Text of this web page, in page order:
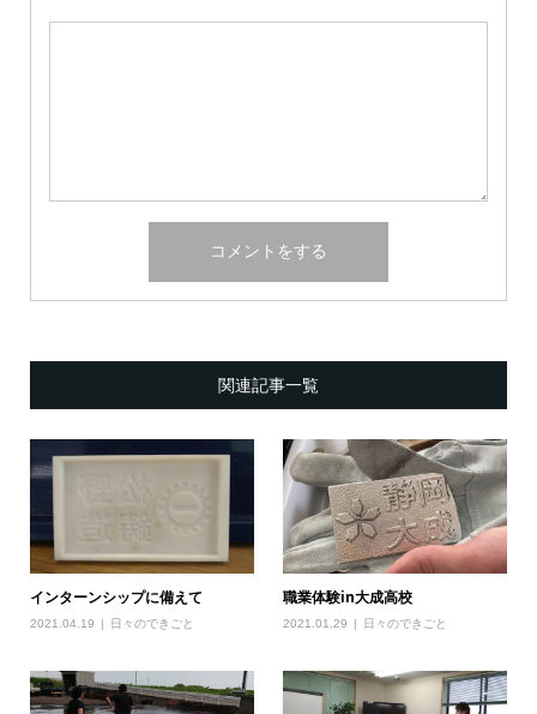
関連記事一覧
インターンシップに備えて
2021.04.19 日々のできごと
職業体験in大成高校
2021.01.29 日々のできごと